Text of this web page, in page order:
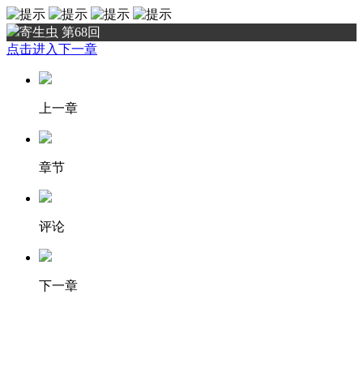
寄生虫 第68回
点击进入下一章
上一章
章节
评论
下一章